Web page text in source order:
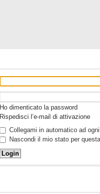
Ho dimenticato la password
Rispedisci l’e-mail di attivazione
Collegami in automatico ad
Nascondi il mio stato per